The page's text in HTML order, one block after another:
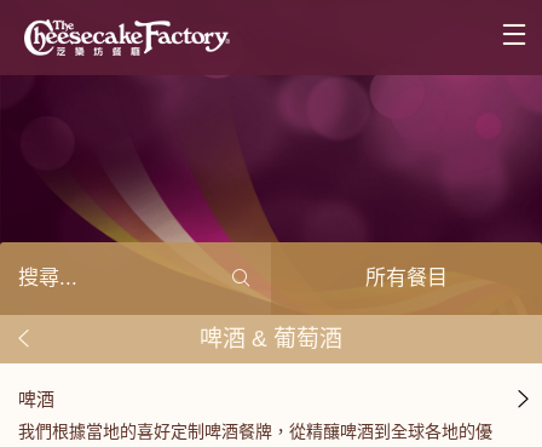
所有餐目
啤酒 & 葡萄酒
啤酒
我們根據當地的喜好定制啤酒餐牌，從精釀啤酒到全球各地的優